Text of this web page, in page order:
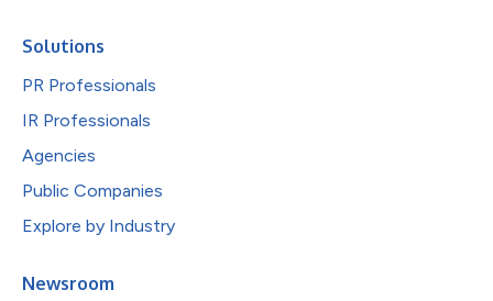
Solutions
PR Professionals
IR Professionals
Agencies
Public Companies
Explore by Industry
Newsroom